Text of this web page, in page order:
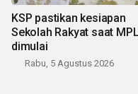
KSP pastikan kesiapan
Sekolah Rakyat saat
dimulai
Rabu, 5 Agustus 2026